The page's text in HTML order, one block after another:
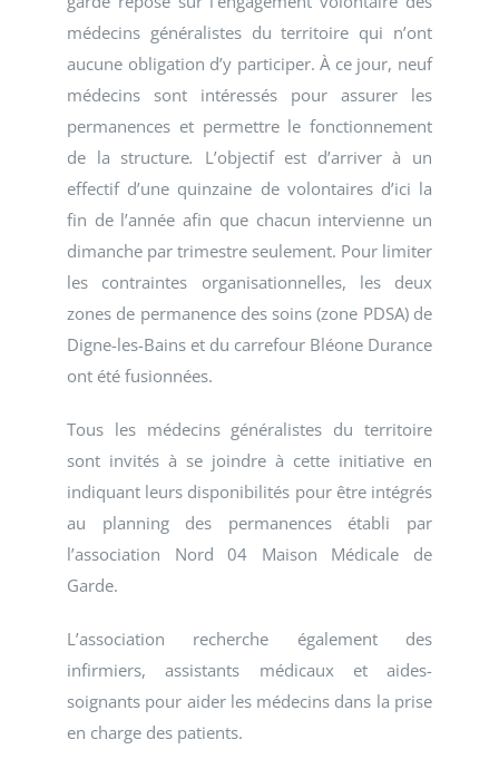
médecins généralistes du territoire qui n’ont
aucune obligation d’y participer. À ce jour, neuf
médecins sont intéressés pour assurer les
permanences et permettre le fonctionnement
de la structure. L’objectif est d’arriver à un
effectif d’une quinzaine de volontaires d’ici la
fin de l’année afin que chacun intervienne un
dimanche par trimestre seulement. Pour limiter
les contraintes organisationnelles, les deux
zones de permanence des soins (zone PDSA) de
Digne-les-Bains et du carrefour Bléone Durance
ont été fusionnées.
Tous les médecins généralistes du territoire
sont invités à se joindre à cette initiative en
indiquant leurs disponibilités pour être intégrés
au planning des permanences établi par
l’association Nord 04 Maison Médicale de
Garde.
L’association recherche également des
infirmiers, assistants médicaux et aides-
soignants pour aider les médecins dans la prise
en charge des patients.